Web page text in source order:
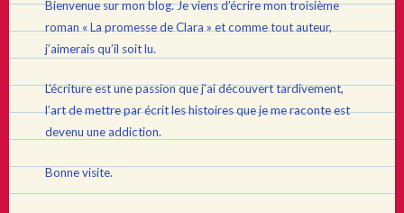
Bienvenue sur mon blog. Je viens d’écrire mon troisième
roman « La promesse de Clara » et comme tout auteur,
j’aimerais qu’il soit lu.
L’écriture est une passion que j’ai découvert tardivement,
l’art de mettre par écrit les histoires que je me raconte est
devenu une addiction.
Bonne visite.